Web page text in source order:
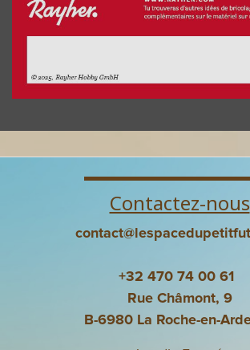
Contactez-nous
+32 470 74 00 61
Rue Châmont, 9
B-6980 La Roche-en-